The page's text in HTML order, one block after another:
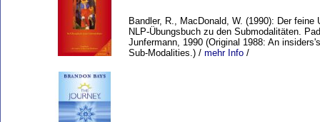
Bandler, R., MacDonald, W. (1990): Der feine
NLP-Übungsbuch zu den Submodalitäten.
Junfermann, 1990 (Original 1988: An
Sub-Modalities.) / mehr Info /